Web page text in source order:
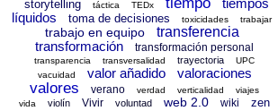
storytelling táctica TEDx tiempo
tiempos
líquidos
toma de decisiones toxicidades trabajar
trabajo en equipo
transferencia
transformación
transformación personal
transparencia transversalidad trayectoria
UPC
vacuidad
valor añadido valoraciones
valores verano verdad verticalidad
viajes
vida
violín Vivir voluntad web 2.0 wiki zen